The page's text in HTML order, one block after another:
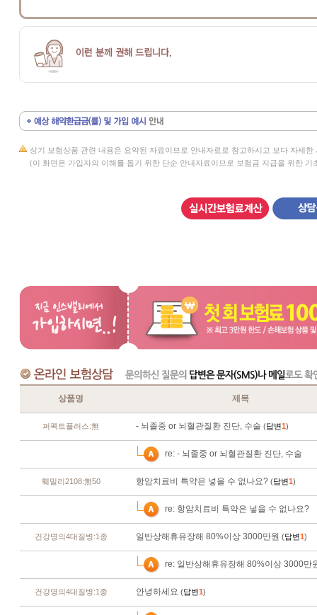
상기 보험상품 관련 내용은 요약된 자료이므로 안내자료로 참고하시고 보다 자세
(이 화면은 가입자의 이해를 돕기 위한 단순 안내자료이므로 보험금 지급을 위한 기